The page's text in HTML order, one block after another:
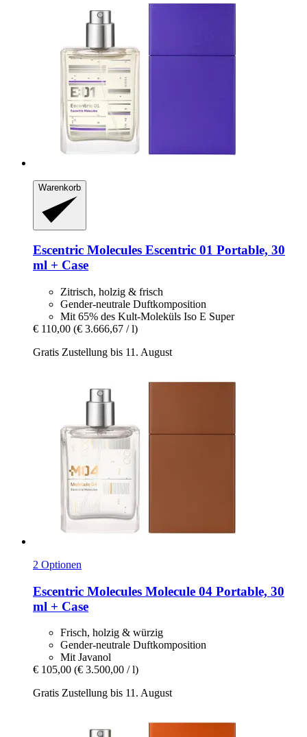
Warenkorb
Escentric Molecules Escentric 01 Portable, 30
ml + Case
Zitrisch, holzig & frisch
Gender-neutrale Duftkomposition
Mit 65% des Kult-Moleküls Iso E Super
€ 110,00 (€ 3.666,67 / l)
Gratis Zustellung bis 11. August
2 Optionen
Escentric Molecules Molecule 04 Portable, 30
ml + Case
Frisch, holzig & würzig
Gender-neutrale Duftkomposition
Mit Javanol
€ 105,00 (€ 3.500,00 / l)
Gratis Zustellung bis 11. August